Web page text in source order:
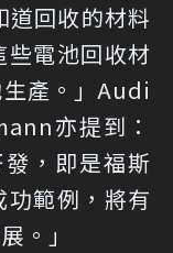
回收的材料
電池回收材
產。」Audi
亦提到：
，即是福斯
範例，將有
。」